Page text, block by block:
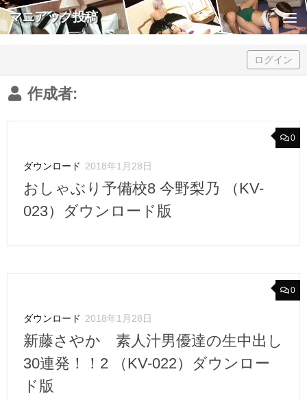
Skip to content
マニアック投稿
ログイン
作成者:
0
ダウンロード 2018年1月28日
おしゃぶり予備校8 今野梨乃 （KV-
023）ダウンロード版
0
ダウンロード 2018年1月28日
新藤さやか 素人汁男優達の生中出し
30連発！！2 （KV-022）ダウンロー
ド版